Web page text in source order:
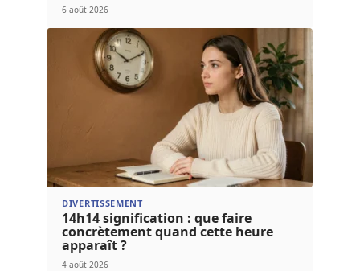
6 août 2026
DIVERTISSEMENT
14h14 signification : que faire
concrètement quand cette heure
apparaît ?
4 août 2026